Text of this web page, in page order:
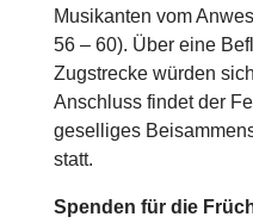
Musikanten vom
56 – 60). Über eine
Zugstrecke würden
Anschluss findet der
geselliges
statt.
Spenden für die